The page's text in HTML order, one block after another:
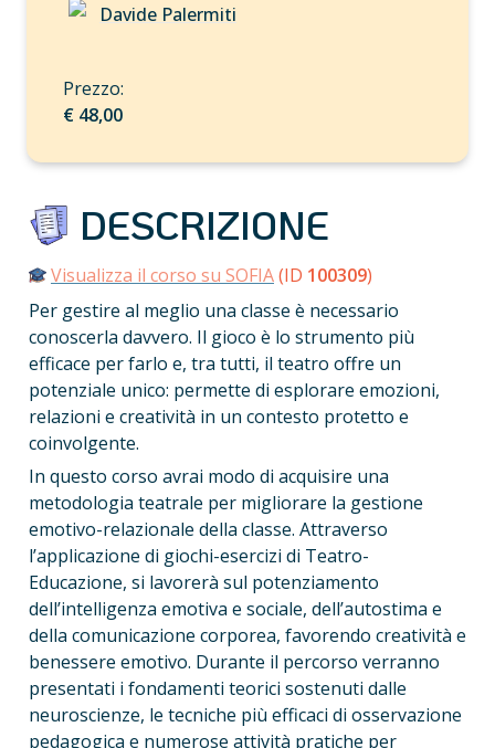
Davide Palermiti
€ 48,00
DESCRIZIONE
Visualizza il corso su SOFIA (ID 100309)
Per gestire al meglio una classe è necessario
conoscerla davvero. Il gioco è lo strumento più
efficace per farlo e, tra tutti, il teatro offre un
potenziale unico: permette di esplorare emozioni,
relazioni e creatività in un contesto protetto e
coinvolgente.
In questo corso avrai modo di acquisire una
metodologia teatrale per migliorare la gestione
emotivo-relazionale della classe. Attraverso
l’applicazione di giochi-esercizi di Teatro-
Educazione, si lavorerà sul potenziamento
dell’intelligenza emotiva e sociale, dell’autostima e
della comunicazione corporea, favorendo creatività e
benessere emotivo. Durante il percorso verranno
presentati i fondamenti teorici sostenuti dalle
neuroscienze, le tecniche più efficaci di osservazione
pedagogica e numerose attività pratiche per